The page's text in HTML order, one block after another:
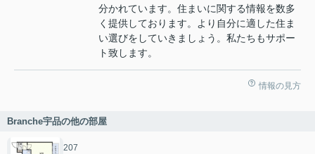
分かれています。住まいに関する情報を数多
く提供しております。より自分に適した住ま
い選びをしていきましょう。私たちもサポー
ト致します。
情報の見方
Branche宇品の他の部屋
207